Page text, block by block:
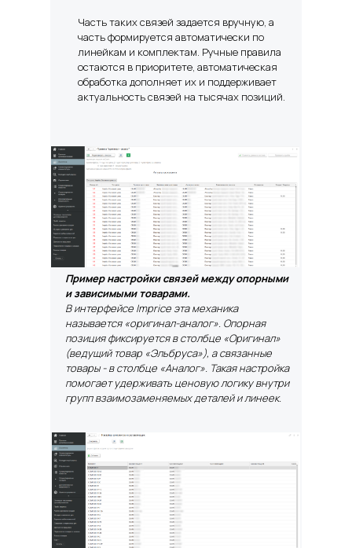
Пример настройки связей между опорными
и зависимыми товарами.
В интерфейсе Imprice эта механика
называется «оригинал-аналог». Опорная
позиция фиксируется в столбце «Оригинал»
(ведущий товар «Эльбруса»), а связанные
товары - в столбце «Аналог». Такая настройка
помогает удерживать ценовую логику внутри
групп взаимозаменяемых деталей и линеек.
Часть таких связей задается вручную, а
часть формируется автоматически по
линейкам и комплектам. Ручные правила
остаются в приоритете, автоматическая
обработка дополняет их и поддерживает
актуальность связей на тысячах позиций.